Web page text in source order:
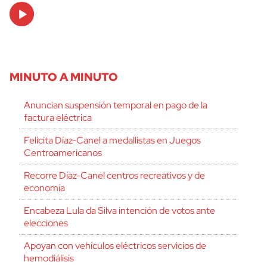
Audio
Player
MINUTO A MINUTO
Anuncian suspensión temporal en pago de la
factura eléctrica
Felicita Díaz-Canel a medallistas en Juegos
Centroamericanos
Recorre Díaz-Canel centros recreativos y de
economía
Encabeza Lula da Silva intención de votos ante
elecciones
Apoyan con vehículos eléctricos servicios de
hemodiálisis